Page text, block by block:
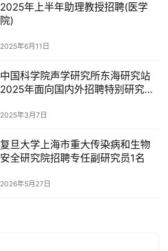
2025年上半年助理教授招聘(医学
院)
2025年6月11日
中国科学院声学研究所东海研究站
2025年面向国内外招聘特别研究助
2025年3月7日
复旦大学上海市重大传染病和生物
安全研究院招聘专任副研究员1名
2026年5月27日